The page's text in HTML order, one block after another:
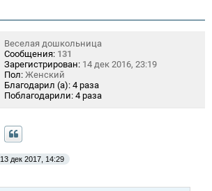
Веселая дошкольница
Сообщения: 131
Зарегистрирован: 14 дек 2016, 23:19
Пол: Женский
Благодарил (а): 4 раза
Поблагодарили: 4 раза
13 дек 2017, 14:29